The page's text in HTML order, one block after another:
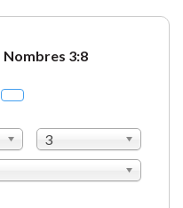
Nombres 3:8
3